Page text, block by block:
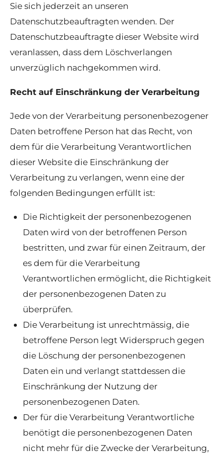
Sie sich jederzeit an unseren
Datenschutzbeauftragten wenden. Der
Datenschutzbeauftragte dieser Website wird
veranlassen, dass dem Löschverlangen
unverzüglich nachgekommen wird.
Recht auf Einschränkung der Verarbeitung
Jede von der Verarbeitung personenbezogener
Daten betroffene Person hat das Recht, von
dem für die Verarbeitung Verantwortlichen
dieser Website die Einschränkung der
Verarbeitung zu verlangen, wenn eine der
folgenden Bedingungen erfüllt ist:
Die Richtigkeit der personenbezogenen
Daten wird von der betroffenen Person
bestritten, und zwar für einen Zeitraum, der
es dem für die Verarbeitung
Verantwortlichen ermöglicht, die Richtigkeit
der personenbezogenen Daten zu
überprüfen.
Die Verarbeitung ist unrechtmässig, die
betroffene Person legt Widerspruch gegen
die Löschung der personenbezogenen
Daten ein und verlangt stattdessen die
Einschränkung der Nutzung der
personenbezogenen Daten.
Der für die Verarbeitung Verantwortliche
benötigt die personenbezogenen Daten
nicht mehr für die Zwecke der Verarbeitung,